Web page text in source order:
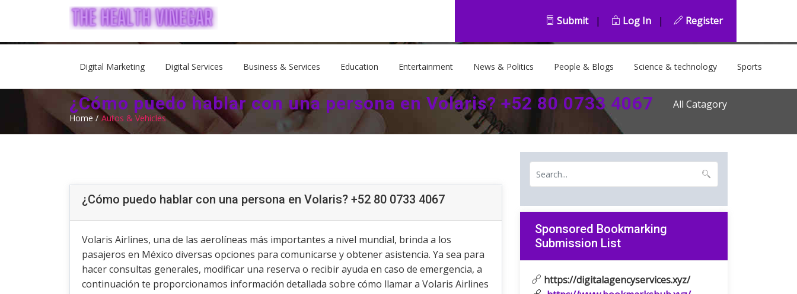
All Catagory
Submit | Log In | Register
Digital Marketing Digital Services Business & Services Education Entertainment News & Politics People & Blogs Science & technology Sports
¿Cómo puedo hablar con una persona en Volaris? +52 80 0733 4067
Home / Autos & Vehicles
¿Cómo puedo hablar con una persona en Volaris? +52 80 0733 4067
Volaris Airlines, una de las aerolíneas más importantes a nivel mundial, brinda a los
pasajeros en México diversas opciones para comunicarse y obtener asistencia. Ya sea para
hacer consultas generales, modificar una reserva o recibir ayuda en caso de emergencia, a
continuación te proporcionamos información detallada sobre cómo llamar a Volaris Airlines
Sponsored Bookmarking
Submission List
https://digitalagencyservices.xyz/